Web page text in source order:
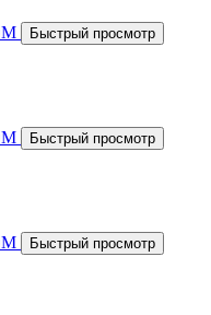
Быстрый просмотр
Быстрый просмотр
Быстрый просмотр